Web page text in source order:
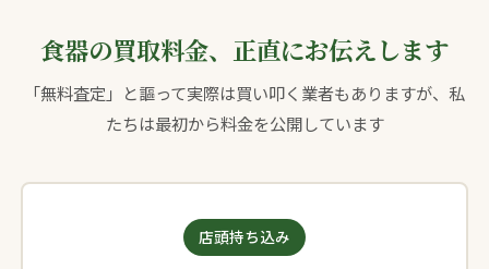
食器の買取料金、正直にお伝えします
「無料査定」と謳って実際は買い叩く業者もありますが、私
たちは最初から料金を公開しています
店頭持ち込み